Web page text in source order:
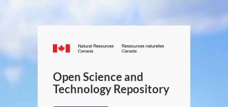
Canada.ca
/
Canada
Open Science and
Technology Repository